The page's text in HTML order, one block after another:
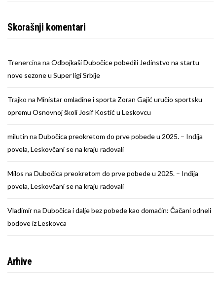
Skorašnji komentari
Trenercina na Odbojkaši Dubočice pobedili Jedinstvo na startu
nove sezone u Super ligi Srbije
Trajko na Ministar omladine i sporta Zoran Gajić uručio sportsku
opremu Osnovnoj školi Josif Kostić u Leskovcu
milutin na Dubočica preokretom do prve pobede u 2025. – Inđija
povela, Leskovčani se na kraju radovali
Milos na Dubočica preokretom do prve pobede u 2025. – Inđija
povela, Leskovčani se na kraju radovali
Vladimirna Dubočica i dalje bez pobede kao domaćin: Čačani odneli
bodove iz Leskovca
Arhive